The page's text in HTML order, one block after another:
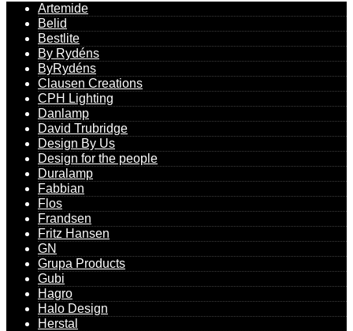
Artemide
Belid
Bestlite
By Rydéns
ByRydéns
Clausen Creations
CPH Lighting
Danlamp
David Trubridge
Design By Us
Design for the people
Duralamp
Fabbian
Flos
Frandsen
Fritz Hansen
GN
Grupa Products
Gubi
Hagro
Halo Design
Herstal